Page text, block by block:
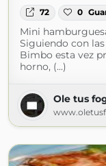
72 0
Mini
Siguiendo con
Bimbo esta vez
horno, (...)
Ole tus